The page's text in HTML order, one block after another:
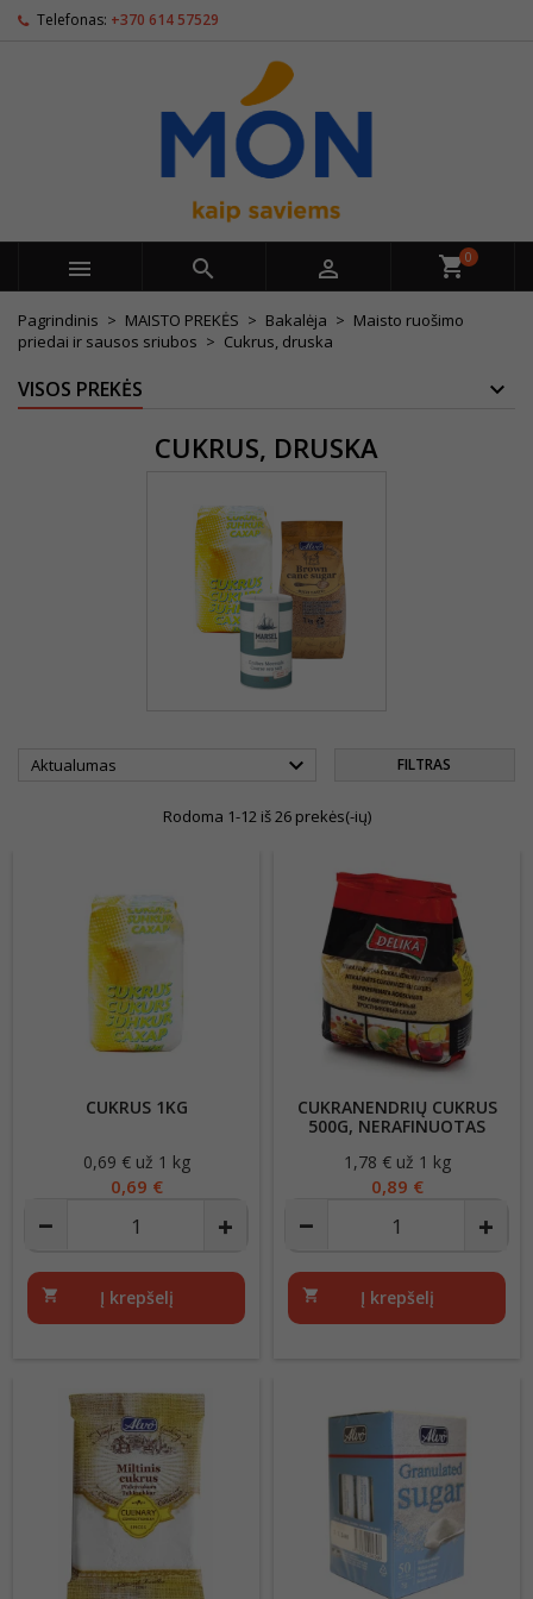
Telefonas: +370 614 57529
   0
Pagrindinis MAISTO PREKĖS Bakalėja
Maisto ruošimo
priedai ir sausos sriubos
Cukrus, druska
VISOS PREKĖS
CUKRUS, DRUSKA
Aktualumas  FILTRAS
Rodoma 1-12 iš 26 prekės(-ių)
CUKRUS 1KG
Kaina
0,69 € už 1 kg
0,69 €
shopping_cart Į krepšelį
CUKRANENDRIŲ CUKRUS
500G, NERAFINUOTAS
Kaina
1,78 € už 1 kg
0,89 €
shopping_cart Į krepšelį